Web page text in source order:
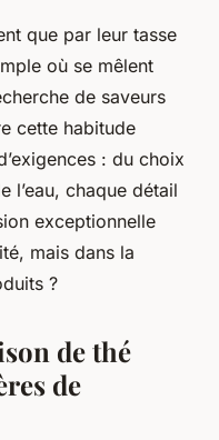
que par leur tasse
où se mêlent
de saveurs
cette habitude
: du choix
l’eau, chaque détail
exceptionnelle
mais dans la
?
de thé
de